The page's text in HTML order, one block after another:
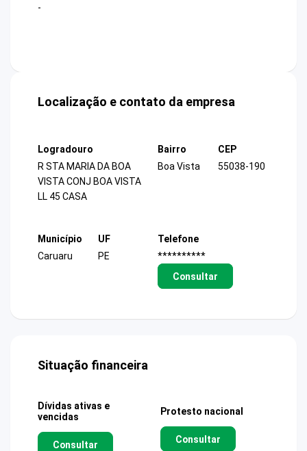
-
Localização e contato da empresa
Logradouro
R STA MARIA DA BOA
VISTA CONJ BOA VISTA
LL 45 CASA
Bairro
Boa Vista
CEP
55038-190
Município
Caruaru
UF
PE
Telefone
**********
Consultar
Situação financeira
Dívidas ativas e
vencidas
Consultar
Protesto nacional
Consultar